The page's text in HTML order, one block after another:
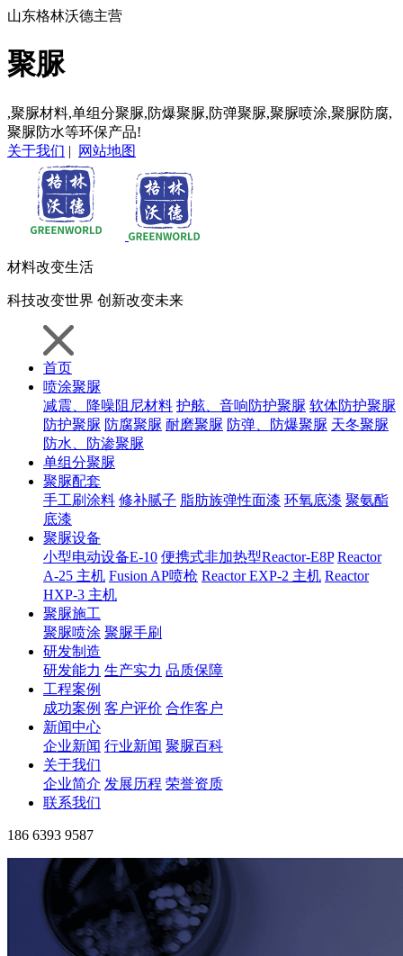
山东格林沃德主营
聚脲
,聚脲材料,单组分聚脲,防爆聚脲,防弹聚脲,聚脲喷涂,聚脲防腐,
聚脲防水等环保产品!
关于我们 | 网站地图
材料改变生活
科技改变世界 创新改变未来
首页
喷涂聚脲
减震、降噪阻尼材料 护舷、音响防护聚脲 软体防护聚脲
防护聚脲 防腐聚脲 耐磨聚脲 防弹、防爆聚脲 天冬聚脲
防水、防渗聚脲
单组分聚脲
聚脲配套
手工刷涂料 修补腻子 脂肪族弹性面漆 环氧底漆 聚氨酯
底漆
聚脲设备
小型电动设备E-10 便携式非加热型Reactor-E8P Reactor
A-25 主机 Fusion AP喷枪 Reactor EXP-2 主机 Reactor
HXP-3 主机
聚脲施工
聚脲喷涂 聚脲手刷
研发制造
研发能力 生产实力 品质保障
工程案例
成功案例 客户评价 合作客户
新闻中心
企业新闻 行业新闻 聚脲百科
关于我们
企业简介 发展历程 荣誉资质
联系我们
186 6393 9587